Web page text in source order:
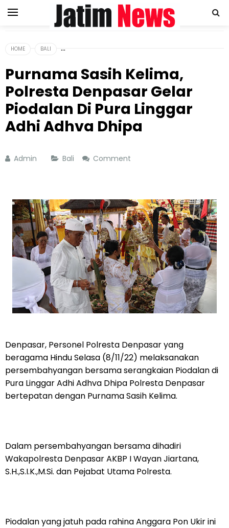
HOME BALI
Purnama Sasih Kelima,
Polresta Denpasar Gelar
Piodalan Di Pura Linggar
Adhi Adhva Dhipa
Admin Bali Comment
Denpasar, Personel Polresta Denpasar yang
beragama Hindu Selasa (8/11/22) melaksanakan
persembahyangan bersama serangkaian Piodalan di
Pura Linggar Adhi Adhva Dhipa Polresta Denpasar
bertepatan dengan Purnama Sasih Kelima.
Dalam persembahyangan bersama dihadiri
Wakapolresta Denpasar AKBP I Wayan Jiartana,
S.H.,S.I.K.,M.Si. dan Pejabat Utama Polresta.
Piodalan yang jatuh pada rahina Anggara Pon Ukir ini